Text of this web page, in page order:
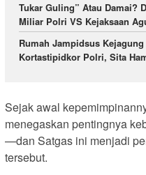
Tukar Guling” Atau Damai?
Miliar Polri VS Kejaksaan
Rumah Jampidsus
Kortastipidkor Polri, Sita
Sejak awal
menegaskan pentingnya
—dan Satgas ini menjadi
tersebut.